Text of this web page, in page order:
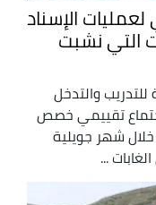
الإسناد
التي نشبت
والتدخل
تقييمي خصص
شهر جويلية
...